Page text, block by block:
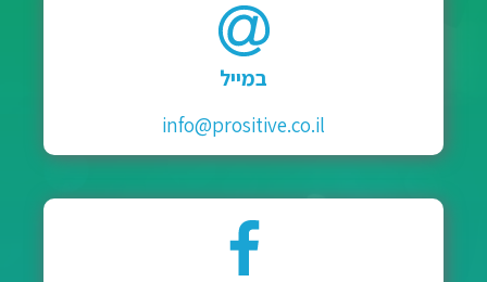
במייל
info@prositive.co.il